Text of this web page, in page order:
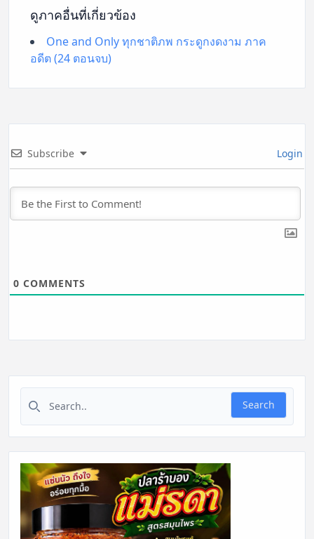
ดูภาคอื่นที่เกี่ยวข้อง
One and Only ทุกชาติภพ กระดูกงดงาม ภาค
อดีต (24 ตอนจบ)
Subscribe Login
0 COMMENTS
Search